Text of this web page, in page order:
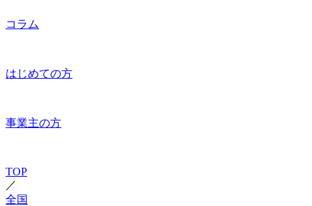
コラム
はじめての方
事業主の方
TOP
／
全国